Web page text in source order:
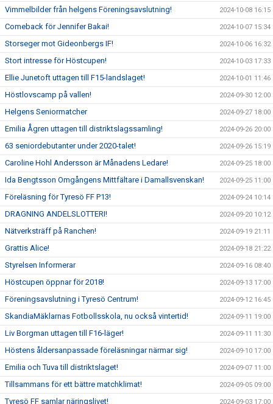
Vimmelbilder från helgens Föreningsavslutning! 2024-10-08 16:15
Comeback för Jennifer Bakai! 2024-10-07 15:34
Storseger mot Gideonbergs IF! 2024-10-06 16:32
Stort intresse för Höstcupen! 2024-10-03 17:33
Ellie Junetoft uttagen till F15-landslaget! 2024-10-01 11:46
Höstlovscamp på vallen! 2024-09-30 12:00
Helgens Seniormatcher 2024-09-27 18:00
Emilia Ågren uttagen till distriktslagssamling! 2024-09-26 20:00
63 seniordebutanter under 2020-talet! 2024-09-26 15:19
Caroline Hohl Andersson är Månadens Ledare! 2024-09-25 18:00
Ida Bengtsson Omgångens Mittfältare i Damallsvenskan! 2024-09-25 11:00
Föreläsning för Tyresö FF P13! 2024-09-24 10:14
DRAGNING ANDELSLOTTERI! 2024-09-20 10:12
Nätverksträff på Ranchen! 2024-09-19 21:11
Grattis Alice! 2024-09-18 21:22
Styrelsen Informerar 2024-09-16 08:40
Höstcupen öppnar för 2018! 2024-09-13 17:00
Föreningsavslutning i Tyresö Centrum! 2024-09-12 16:45
SkandiaMäklarnas Fotbollsskola, nu också vintertid! 2024-09-11 19:00
Liv Borgman uttagen till F16-läger! 2024-09-11 11:30
Höstens åldersanpassade föreläsningar närmar sig! 2024-09-10 17:00
Emilia och Tuva till distriktslaget! 2024-09-07 11:00
Tillsammans för ett bättre matchklimat! 2024-09-05 09:00
Tyresö FF samlar näringslivet! 2024-09-03 17:00